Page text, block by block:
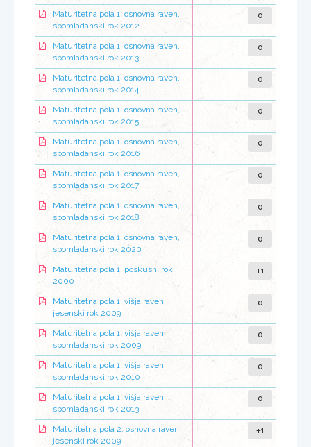
Maturitetna pola 1, osnovna raven,
spomladanski rok 2012
0
Maturitetna pola 1, osnovna raven,
spomladanski rok 2013
0
Maturitetna pola 1, osnovna raven,
spomladanski rok 2014
0
Maturitetna pola 1, osnovna raven,
spomladanski rok 2015
0
Maturitetna pola 1, osnovna raven,
spomladanski rok 2016
0
Maturitetna pola 1, osnovna raven,
spomladanski rok 2017
0
Maturitetna pola 1, osnovna raven,
spomladanski rok 2018
0
Maturitetna pola 1, osnovna raven,
spomladanski rok 2020
0
Maturitetna pola 1, poskusni rok
2000
+1
Maturitetna pola 1, višja raven,
jesenski rok 2009
0
Maturitetna pola 1, višja raven,
spomladanski rok 2009
0
Maturitetna pola 1, višja raven,
spomladanski rok 2010
0
Maturitetna pola 1, višja raven,
spomladanski rok 2013
0
Maturitetna pola 2, osnovna raven,
jesenski rok 2009
+1